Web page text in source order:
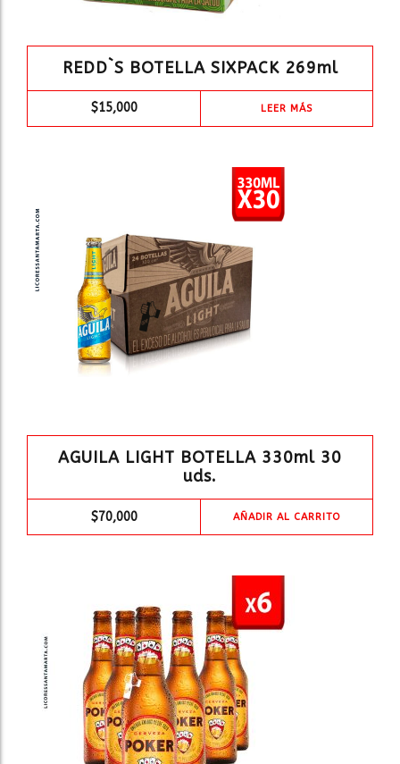
REDD`S BOTELLA SIXPACK 269ml
$15,000 LEER MÁS
AGUILA LIGHT BOTELLA 330ml 30
uds.
$70,000 AÑADIR AL CARRITO